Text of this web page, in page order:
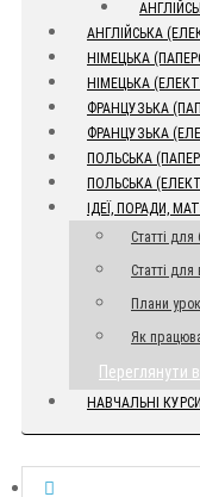
АНГЛІЙСЬКА
НІМЕЦЬКА
НІМЕЦЬКА
ФРАНЦУЗЬКА
ФРАНЦУЗЬКА
ПОЛЬСЬКА
ПОЛЬСЬКА
ІДЕЇ, ПОРАДИ,
Статті для
Статті для
Плани
Як
Переглянути
НАВЧАЛЬНІ КУРСИ